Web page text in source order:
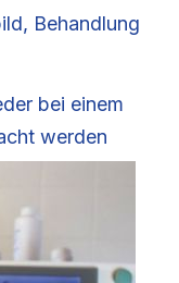
Behandlung
bei einem
werden